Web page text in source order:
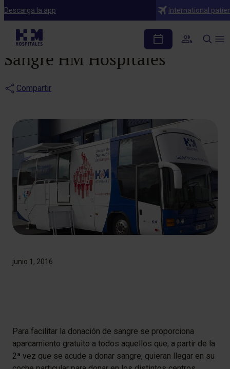
Descarga la app International
Noticias
Unidad de Donación de
Sangre HM Hospitales
Compartir
junio 1, 2016
Para facilitar la donación de sangre se proporciona
aparcamiento gratuito a todos aquellos que, a partir de la
2ª vez que se acude a donar sangre, quieran llegar en su